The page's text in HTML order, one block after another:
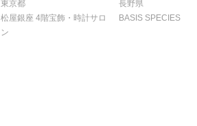
東京都
松屋銀座 4階宝飾・時計サロ
ン
長野県
BASIS SPECIES